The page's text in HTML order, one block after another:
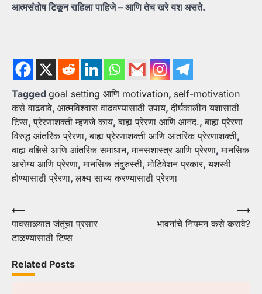
आत्मसंतोषटिकूनराहिलापाहिजे – आणितेचखरेयशअसते.
Tagged goal setting आणि motivation, self-motivation
कसे वाढवावे, आत्मविश्वास वाढवण्यासाठी उपाय,दीर्घकालीन यशासाठी
टिप्स,प्रेरणाशक्ती म्हणजे काय,बाह्य प्रेरणा आणि आनंद.,बाह्य प्रेरणा
विरुद्ध आंतरिक प्रेरणा,बाह्य प्रेरणाशक्ती आणि आंतरिक प्रेरणाशक्ती,
बाह्य बक्षिसे आणि आंतरिक समाधान,मानसशास्त्र आणि प्रेरणा,मानसिक
आरोग्य आणि प्रेरणा,मानसिक तंदुरुस्ती,मोटिवेशन प्रकार,यशस्वी
होण्यासाठी प्रेरणा,लक्ष्य साध्य करण्यासाठी प्रेरणा
Post
navigation
⟵
पावसाळ्यात जंतूंचा प्रसार
टाळण्यासाठी टिप्स
भावनांचे नियमन कसे करावे?
⟶
Related Posts